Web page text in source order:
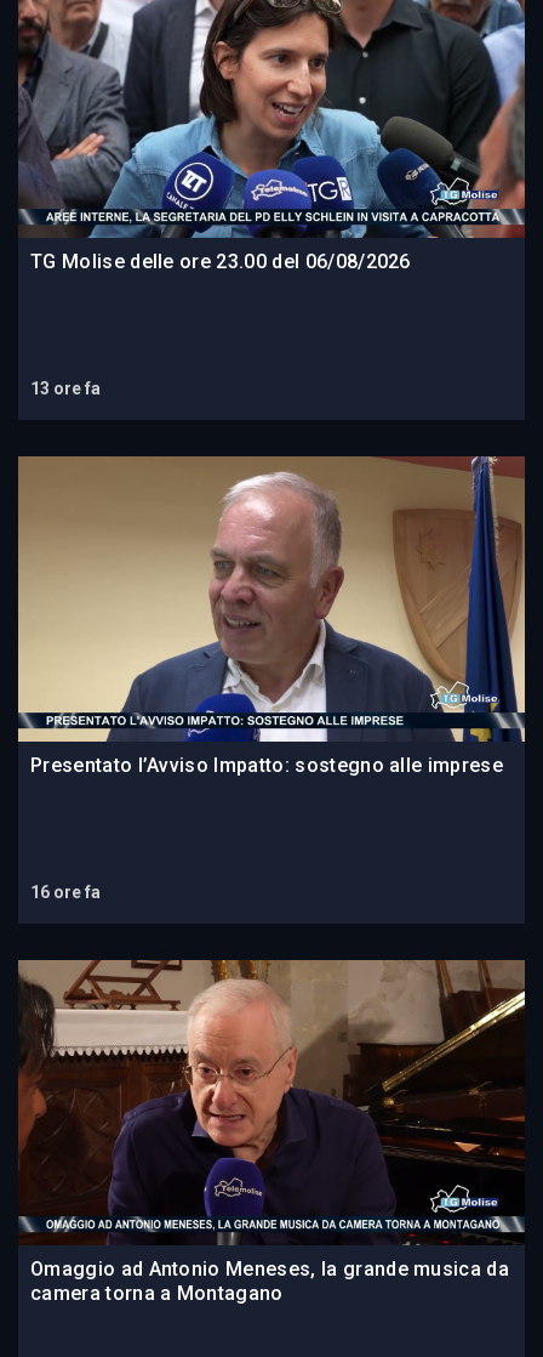
TG Molise delle ore 23.00 del 06/08/2026
13 ore fa
Presentato l’Avviso Impatto: sostegno alle imprese
16 ore fa
Omaggio ad Antonio Meneses, la grande musica da
camera torna a Montagano